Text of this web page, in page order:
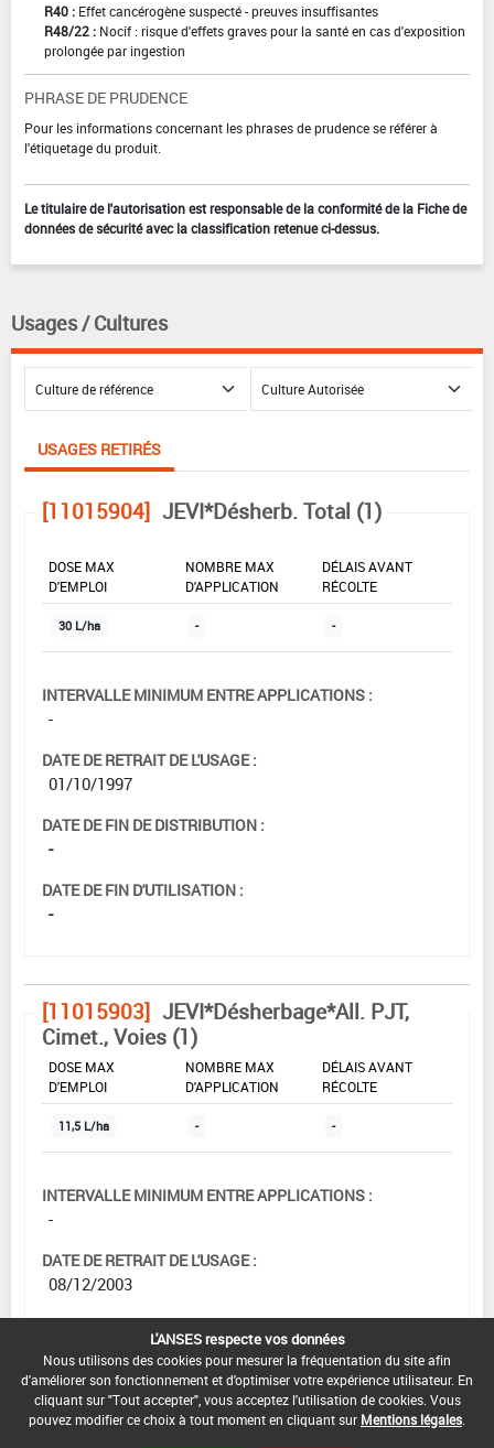
R40 : Effet cancérogène suspecté - preuves insuffisantes
R48/22 : Nocif : risque d'effets graves pour la santé en cas d'exposition
prolongée par ingestion
PHRASE DE PRUDENCE
Pour les informations concernant les phrases de prudence se référer à
l'étiquetage du produit.
Le titulaire de l'autorisation est responsable de la conformité de la Fiche de
données de sécurité avec la classification retenue ci-dessus.
Usages / Cultures
USAGES RETIRÉS
[11015904] JEVI*Désherb. Total (1)
DOSE MAX
D'EMPLOI
NOMBRE MAX
D'APPLICATION
DÉLAIS AVANT
RÉCOLTE
30 L/ha - -
INTERVALLE MINIMUM ENTRE APPLICATIONS :
-
DATE DE RETRAIT DE L'USAGE :
01/10/1997
DATE DE FIN DE DISTRIBUTION :
-
DATE DE FIN D'UTILISATION :
-
[11015903] JEVI*Désherbage*All. PJT,
Cimet., Voies (1)
DOSE MAX
D'EMPLOI
NOMBRE MAX
D'APPLICATION
DÉLAIS AVANT
RÉCOLTE
11,5 L/ha - -
INTERVALLE MINIMUM ENTRE APPLICATIONS :
-
DATE DE RETRAIT DE L'USAGE :
08/12/2003
DATE DE FIN DE DISTRIBUTION :
DATE DE FIN D'UTILISATION :
-
L'ANSES respecte vos données
Nous utilisons des cookies pour mesurer la fréquentation du site afin
d'améliorer son fonctionnement et d'optimiser votre expérience utilisateur. En
cliquant sur "Tout accepter", vous acceptez l'utilisation de cookies. Vous
pouvez modifier ce choix à tout moment en cliquant sur Mentions légales